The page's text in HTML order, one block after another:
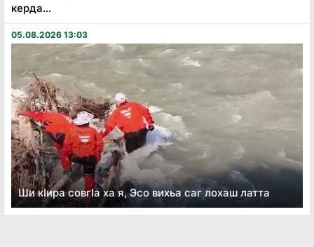
керда...
05.08.2026 13:03
Ши кӏира совгӏа ха я, Эсо вихьа саг лохаш латта